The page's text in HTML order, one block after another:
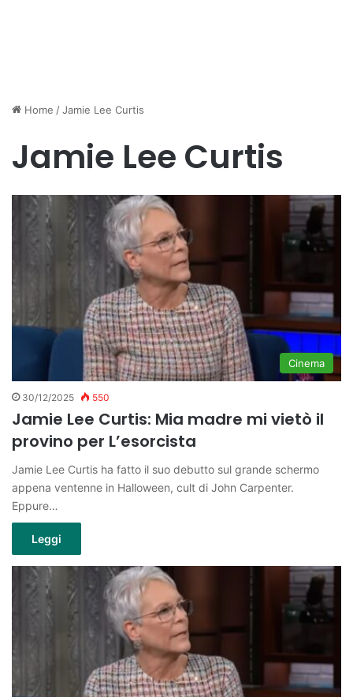
Home /Jamie Lee Curtis
Jamie Lee Curtis
Cinema
30/12/2025 550
Jamie Lee Curtis: Mia madre mi vietò il
provino per L’esorcista
Jamie Lee Curtis ha fatto il suo debutto sul grande schermo
appena ventenne in Halloween, cult di John Carpenter.
Eppure…
Leggi